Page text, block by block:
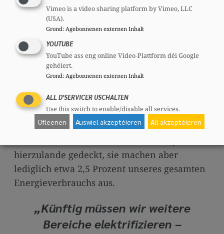
umsteigen
Die Lehre aus der aktuellen Krise reicht über
kurzfristige Maßnahmen hinaus. Europa
kann seine Abhängigkeit von fossilen
Energiesystem konsequent auf erneuerbaren
Strom umgestellt wird. In Luxemburg
wurden zuletzt rund 18,3 Prozent des
hierzulande gedeckt, sie machen aber
lediglich etwa 2,5 Prozent unseres gesamten
Energieverbrauchs aus.
„Künftig müssen wir weitere
Bereiche elektrifizieren –
Vimeo is a video sharing platform by Vimeo, LLC
(USA).
Grond: Agebonnenen externen Inhalt
YOUTUBE
YouTube ass eng online Video-Plattform déi Google
gehéiert.
Grond: Agebonnenen externen Inhalt
ALL D'SERVICER USCHALTEN
Use this switch to enable/disable all services.
Ofleenen Auswiel akzeptéieren All akzeptéieren